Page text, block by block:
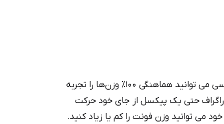
در این مجموعه فونت برای نخستین بار در فونت فارسی می توانید هماهنگی ۱۰۰٪ وزن‌ها را تجربه
حتی یک پیکسل از جای خود حرکت
می توانید وزن فونت را کم یا زیاد کنید.